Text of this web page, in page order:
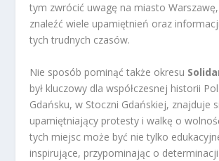
tym zwrócić uwagę na miasto
znaleźć wiele upamiętnień oraz
tych trudnych czasów.
Nie sposób pominąć także okresu
był kluczowy dla współczesnej historii
Gdańsku, w Stoczni Gdańskiej, znajduje
upamiętniający protesty i walkę o
tych miejsc może być nie tylko
inspirujące, przypominając o